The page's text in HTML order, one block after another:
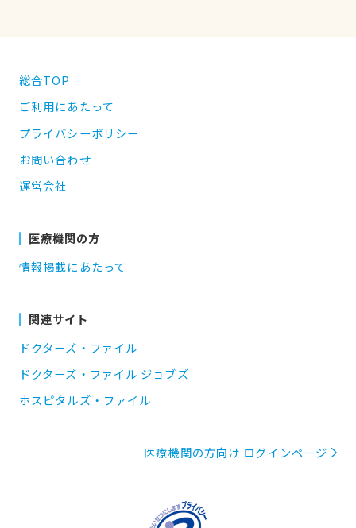
総合TOP
ご利用にあたって
プライバシーポリシー
お問い合わせ
運営会社
医療機関の方
情報掲載にあたって
関連サイト
ドクターズ・ファイル
ドクターズ・ファイル ジョブズ
ホスピタルズ・ファイル
医療機関の方向け ログインページ